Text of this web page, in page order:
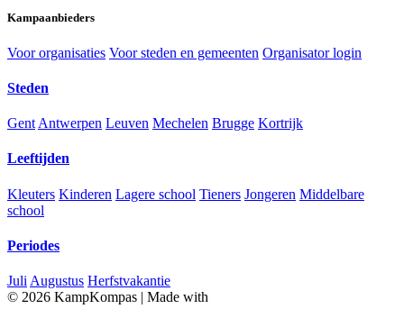
Kampaanbieders
Voor organisaties Voor steden en gemeenten Organisator login
Steden
Gent Antwerpen Leuven Mechelen Brugge Kortrijk
Leeftijden
Kleuters Kinderen Lagere school Tieners Jongeren Middelbare
school
Periodes
Juli Augustus Herfstvakantie
© 2026 KampKompas | Made with